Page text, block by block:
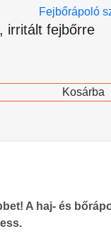
irritált fejbőrre
Kosárba
A haj- és